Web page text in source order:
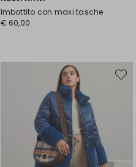
Imbottito con maxi tasche
€ 60,00